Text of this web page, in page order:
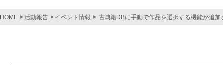
HOME 活動報告 イベント情報 古典籍DBに手動で作品を選択する機能が追加